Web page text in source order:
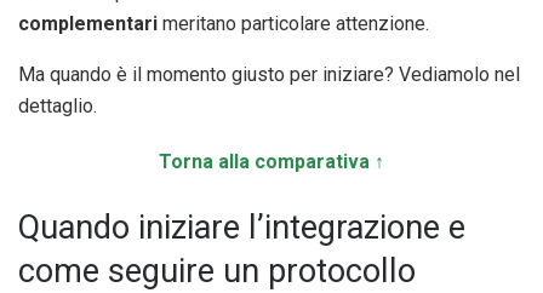
complementari meritano particolare attenzione.
Ma quando è il momento giusto per iniziare? Vediamolo nel
dettaglio.
Torna alla comparativa ↑
Quando iniziare l’integrazione e
come seguire un protocollo